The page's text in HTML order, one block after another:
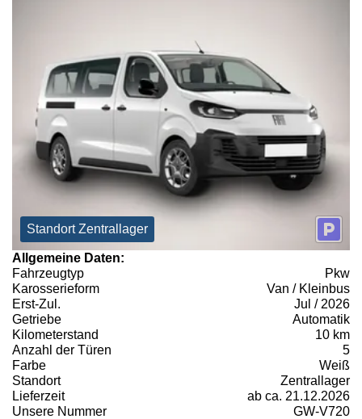
Standort Zentrallager
Allgemeine Daten:
Fahrzeugtyp
Pkw
Karosserieform
Van / Kleinbus
Erst-Zul.
Jul / 2026
Getriebe
Automatik
Kilometerstand
10 km
Anzahl der Türen
5
Farbe
Weiß
Standort
Zentrallager
Lieferzeit
ab ca. 21.12.2026
Unsere Nummer
GW-V720